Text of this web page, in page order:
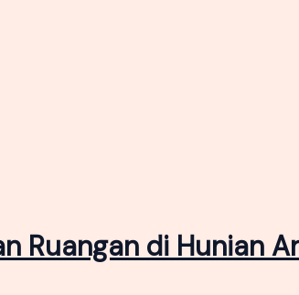
Ruangan di Hunian